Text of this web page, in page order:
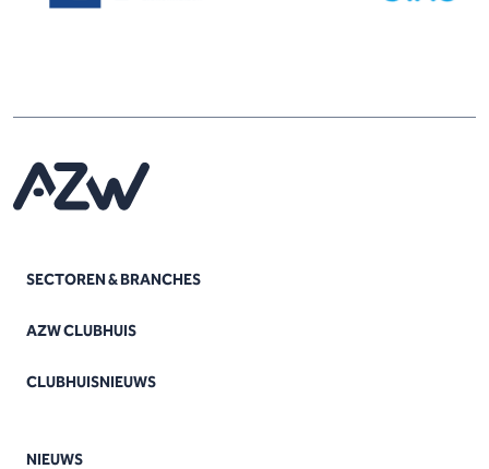
SECTOREN & BRANCHES
AZW CLUBHUIS
CLUBHUISNIEUWS
NIEUWS